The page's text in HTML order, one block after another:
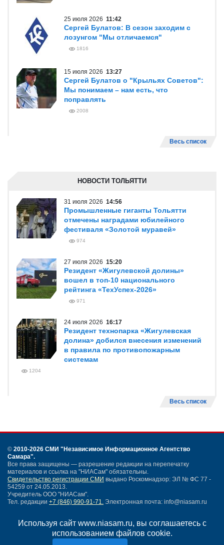
Используя сайт www.niasam.ru, вы соглашаетесь с
использованием файлов cookie.
25 июля 2026 11:42
Сергей Булатов: В сезон заходим с
лозунгом "Мы отличаемся"
1816
15 июля 2026 13:27
Сергей Булатов о "Крыльях Советов":
Мы понимаем – нам есть, что
поправлять
2008
Весь список
НОВОСТИ ТОЛЬЯТТИ
31 июля 2026 14:56
Промышленные гиганты Тольятти
отмечены наградами юбилейного
фестиваля «Золотой муравей»
974
27 июля 2026 15:20
Резидент «Жигулевской долины»
вошел в топ-10 национального
рейтинга «ТехУспех-2026»
971
24 июля 2026 16:17
Резидент технопарка «Жигулевская
долина» добился внесения изменений
в правила по противопожарным
системам
1204
Весь список
© 2010-2026 СМИ "Независимое Информационное Агентство
Самара".
Все права защищены — разрешение редакции на перепечатку
материалов и ссылка на "НИАСам" обязательны.
Свидетельство регистрации СМИ выдано Роскомнадзор: ЭЛ № ФС 77 -
54259 от 24.05.2013.
Учредитель ООО "НИАСам".
Тел. редакции +7 (846) 990-91-71. Электронная почта: info@niasam.ru
Карта сайта
Нашли ошибку?